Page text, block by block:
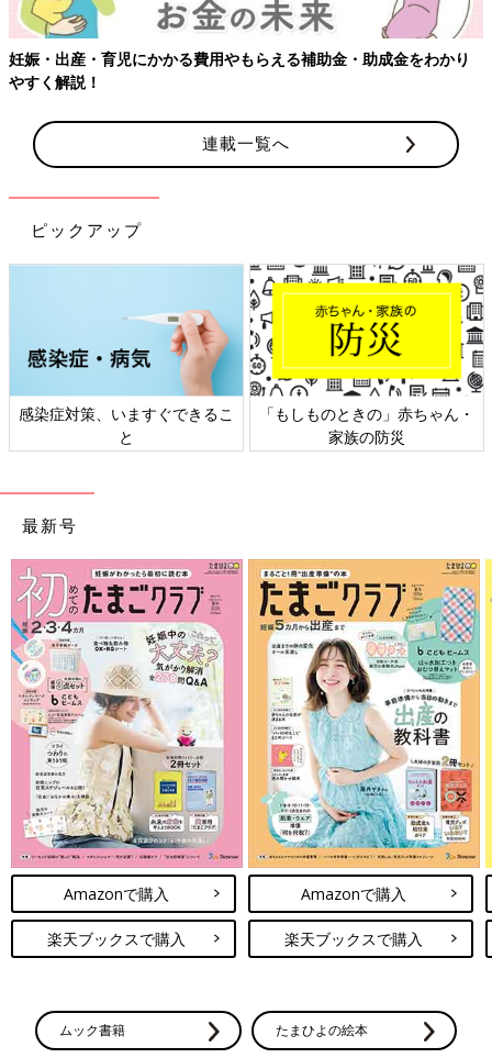
妊娠・出産・育児にかかる費用やもらえる補助金・助成金をわかり
やすく解説！
連載一覧へ
ピックアップ
感染症対策、いますぐできるこ
と
「もしものときの」赤ちゃん・
家族の防災
最新号
Amazonで購入
楽天ブックスで購入
Amazonで購入
楽天ブックスで購入
ムック書籍 たまひよの絵本